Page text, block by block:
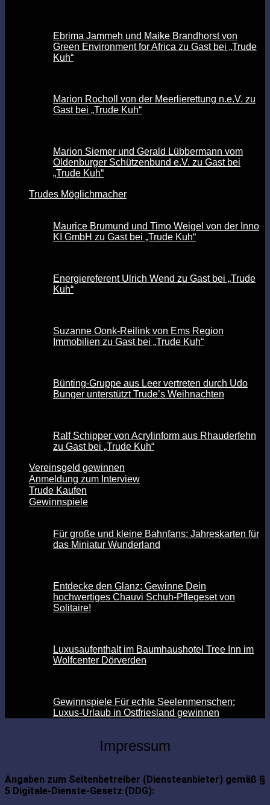
Ebrima Jammeh und Maike Brandhorst von
Green Environment for Africa zu Gast bei „Trude
Kuh“
Marion Rocholl von der Meerlierettung n.e.V. zu
Gast bei „Trude Kuh“
Marion Siemer und Gerald Lübbermann vom
Oldenburger Schützenbund e.V. zu Gast bei
„Trude Kuh“
Trudes Möglichmacher
Maurice Brumund und Timo Weigel von der Inno
KI GmbH zu Gast bei „Trude Kuh“
Energiereferent Ulrich Wend zu Gast bei „Trude
Kuh“
Suzanne Oonk-Reilink von Ems Region
Immobilien zu Gast bei „Trude Kuh“
Bünting-Gruppe aus Leer vertreten durch Udo
Bunger unterstützt Trude’s Weihnachten
Ralf Schipper von Acrylinform aus Rhauderfehn
zu Gast bei „Trude Kuh“
Vereinsgeld gewinnen
Anmeldung zum Interview
Trude Kaufen
Gewinnspiele
Für große und kleine Bahnfans: Jahreskarten für
das Miniatur Wunderland
Entdecke den Glanz: Gewinne Dein
hochwertiges Chauvi Schuh-Pflegeset von
Solitaire!
Luxusaufenthalt im Baumhaushotel Tree Inn im
Wolfcenter Dörverden
Gewinnspiele Für echte Seelenmenschen:
Luxus-Urlaub in Ostfriesland gewinnen
Impressum
Angaben zum Seitenbetreiber (Diensteanbieter) gemäß §
5 Digitale-Dienste-Gesetz (DDG):